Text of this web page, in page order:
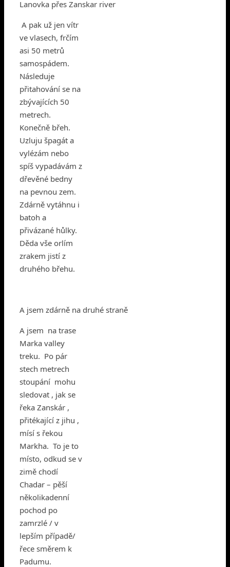
Lanovka přes Zanskar river
A pak už jen vítr
ve vlasech, frčím
asi 50 metrů
samospádem.
Následuje
přitahování se na
zbývajících 50
metrech.
Konečně břeh.
Uzluju špagát a
vylézám nebo
spíš vypadávám z
dřevěné bedny
na pevnou zem.
Zdárně vytáhnu i
batoh a
přivázané hůlky.
Děda vše orlím
zrakem jistí z
druhého břehu.
A jsem zdárně na druhé straně
A jsem na trase
Marka valley
treku. Po pár
stech metrech
stoupání mohu
sledovat , jak se
řeka Zanskár ,
přitékající z jihu ,
mísí s řekou
Markha. To je to
místo, odkud se v
zimě chodí
Chadar – pěší
několikadenní
pochod po
zamrzlé / v
lepším případě/
řece směrem k
Padumu.